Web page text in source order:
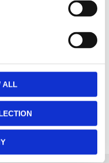
ALL
den är